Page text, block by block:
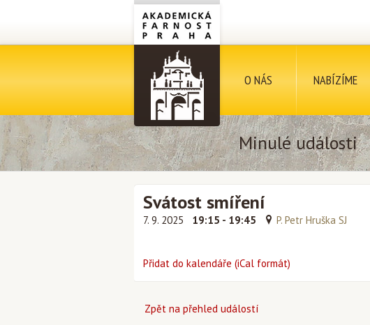
O NÁS NABÍZÍME
Minulé události
Svátost smíření
7. 9. 2025 19:15 - 19:45 P. Petr Hruška SJ
Přidat do kalendáře (iCal formát)
Zpět na přehled událostí